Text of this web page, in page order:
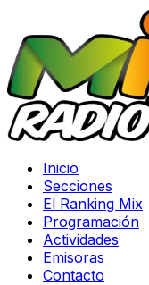
Inicio
Secciones
El Ranking Mix
Programación
Actividades
Emisoras
Contacto